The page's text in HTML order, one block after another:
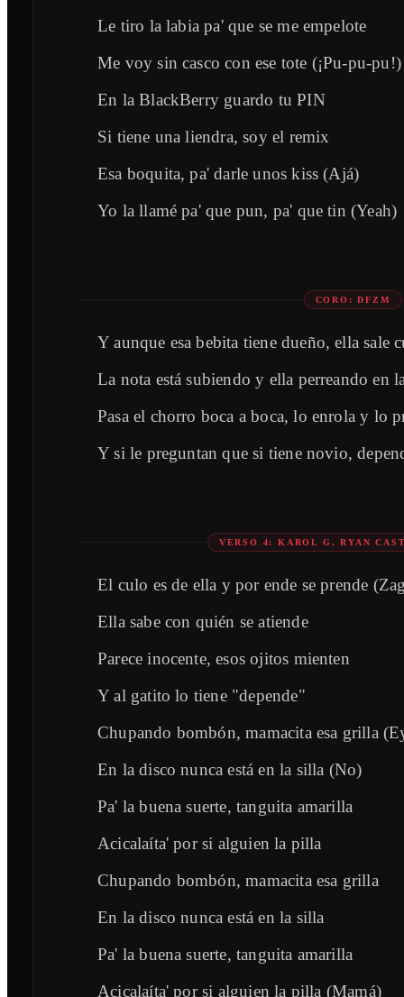
Le tiro la labia pa' que se me empelote
Me voy sin casco con ese tote (¡Pu-pu-pu!)
En la BlackBerry guardo tu PIN
Si tiene una liendra, soy el remix
Esa boquita, pa' darle unos kiss (Ajá)
Yo la llamé pa' que pun, pa' que tin (Yeah)
CORO: DFZM
Y aunque esa bebita tiene dueño, ella sale
La nota está subiendo y ella perreando en
Pasa el chorro boca a boca, lo enrola y lo
Y si le preguntan que si tiene novio,
VERSO 4: KAROL G, RYAN
El culo es de ella y por ende se prende
Ella sabe con quién se atiende
Parece inocente, esos ojitos mienten
Y al gatito lo tiene "depende"
Chupando bombón, mamacita esa grilla
En la disco nunca está en la silla (No)
Pa' la buena suerte, tanguita amarilla
Acicalaíta' por si alguien la pilla
Chupando bombón, mamacita esa grilla
En la disco nunca está en la silla
Pa' la buena suerte, tanguita amarilla
Acicalaíta' por si alguien la pilla (Mamá)